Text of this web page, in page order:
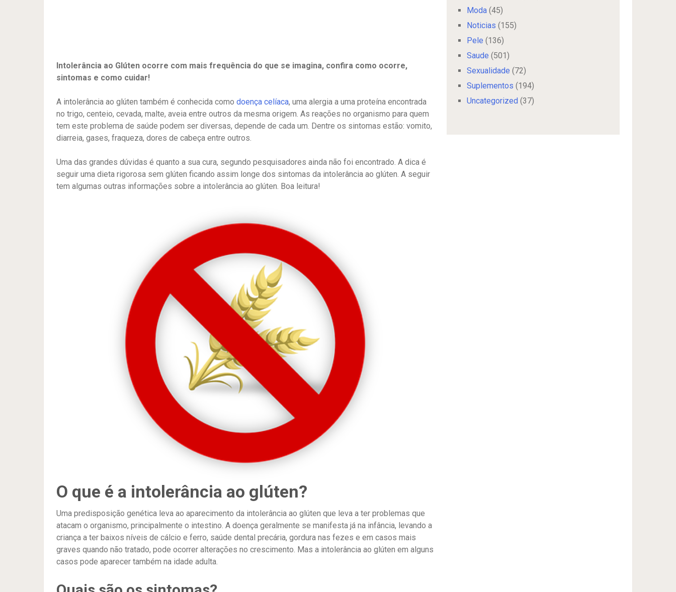
Intolerância ao Glúten ocorre com mais frequência do que se imagina, confira como ocorre,
sintomas e como cuidar!
A intolerância ao glúten também é conhecida como doença celíaca, uma alergia a uma proteína encontrada
no trigo, centeio, cevada, malte, aveia entre outros da mesma origem. As reações no organismo para quem
tem este problema de saúde podem ser diversas, depende de cada um. Dentre os sintomas estão: vomito,
diarreia, gases, fraqueza, dores de cabeça entre outros.
Uma das grandes dúvidas é quanto a sua cura, segundo pesquisadores ainda não foi encontrado. A dica é
seguir uma dieta rigorosa sem glúten ficando assim longe dos sintomas da intolerância ao glúten. A seguir
tem algumas outras informações sobre a intolerância ao glúten. Boa leitura!
O que é a intolerância ao glúten?
Uma predisposição genética leva ao aparecimento da intolerância ao glúten que leva a ter problemas que
atacam o organismo, principalmente o intestino. A doença geralmente se manifesta já na infância, levando a
criança a ter baixos níveis de cálcio e ferro, saúde dental precária, gordura nas fezes e em casos mais
graves quando não tratado, pode ocorrer alterações no crescimento. Mas a intolerância ao glúten em alguns
casos pode aparecer também na idade adulta.
Moda (45)
Noticias (155)
Pele (136)
Saude (501)
Sexualidade (72)
Suplementos (194)
Uncategorized (37)